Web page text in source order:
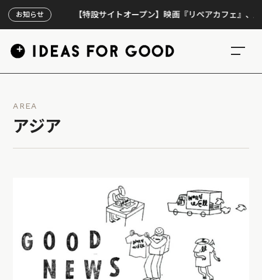
お知らせ【特設サイトオープン】映画『リペアカフェ』、上映300回
AREA
アジア